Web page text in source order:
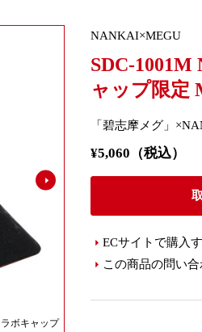
ボキャップ
NANKAI×MEGU
SDC-
ャップ限定
「碧志摩メグ」
¥5,060（税込）
ECサイトで購入
この商品の問い